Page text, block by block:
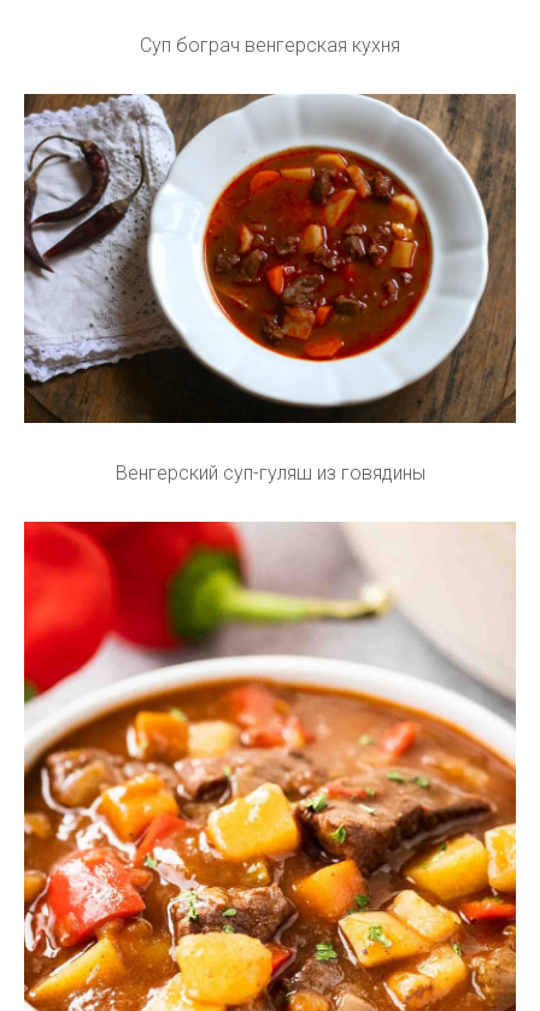
Суп бограч венгерская кухня
Венгерский суп-гуляш из говядины